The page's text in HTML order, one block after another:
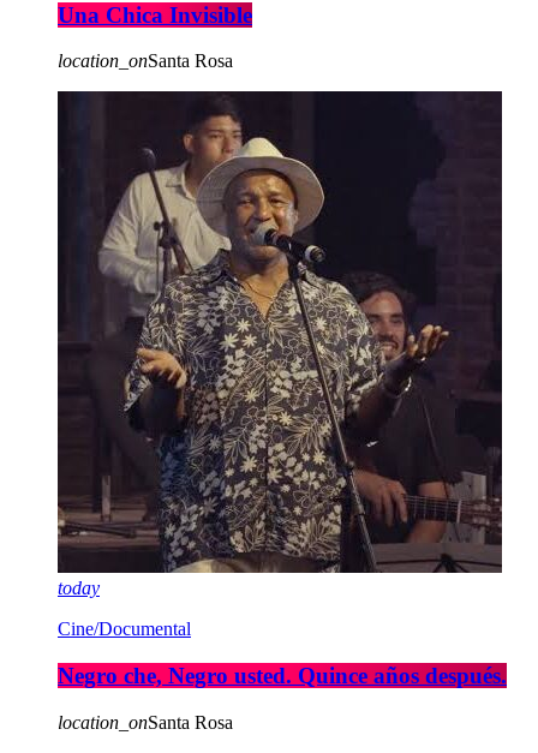
Una Chica Invisible
location_onSanta Rosa
today
Cine/Documental
Negro che, Negro usted. Quince años después.
location_onSanta Rosa